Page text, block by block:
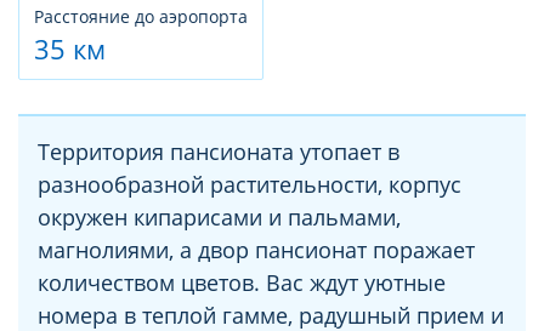
Расстояние до аэропорта
35 км
Территория пансионата утопает в
разнообразной растительности, корпус
окружен кипарисами и пальмами,
магнолиями, а двор пансионат поражает
количеством цветов. Вас ждут уютные
номера в теплой гамме, радушный прием и